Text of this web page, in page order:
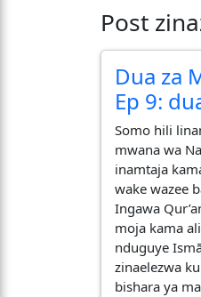
Post
Dua za
Ep 9:
Somo hili
mwana wa
inamtaja
wake wazee
Ingawa
moja kama
nduguye
zinaelezwa
bishara ya